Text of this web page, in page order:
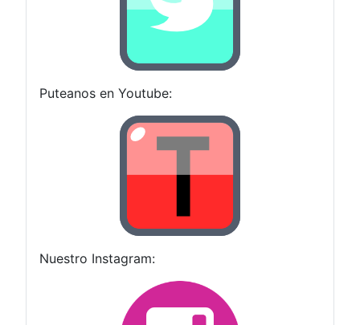
Puteanos en Youtube:
Nuestro Instagram: